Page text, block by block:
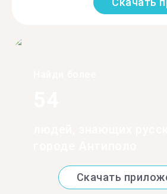
Скачать